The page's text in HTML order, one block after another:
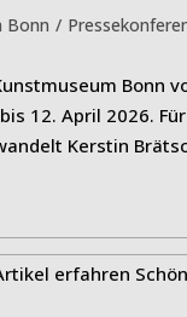
Bonn /
Bonn
12. April 2026.
Kerstin